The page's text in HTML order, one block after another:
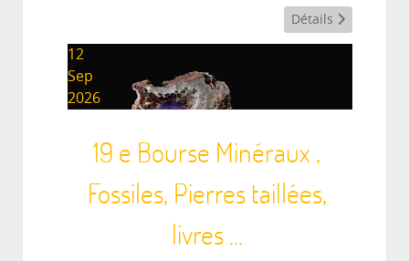
Détails
12
Sep
2026
19 e Bourse Minéraux ,
Fossiles, Pierres taillées,
livres ...